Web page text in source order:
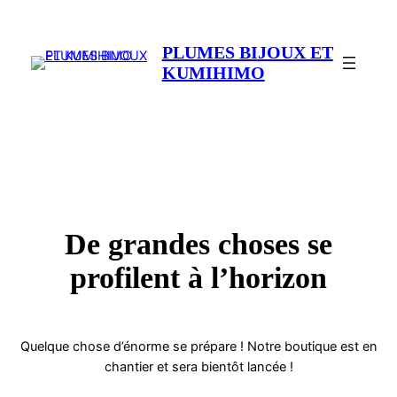
PLUMES BIJOUX ET
KUMIHIMO
De grandes choses se
profilent à l’horizon
Quelque chose d’énorme se prépare ! Notre boutique est en
chantier et sera bientôt lancée !